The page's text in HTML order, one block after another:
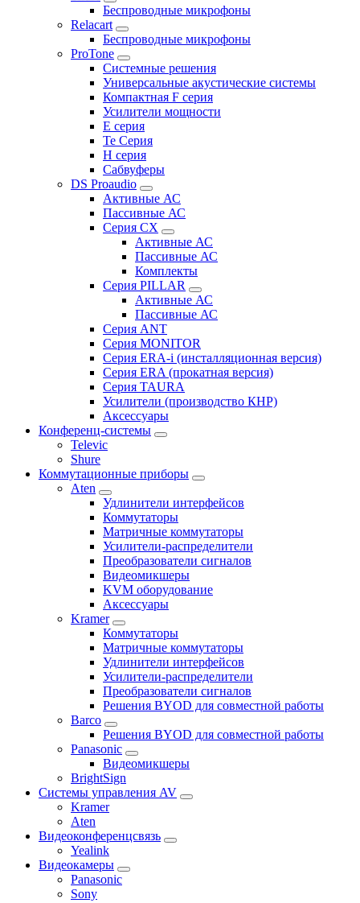
Беспроводные микрофоны
Relacart
Беспроводные микрофоны
ProTone
Системные решения
Универсальные акустические системы
Компактная F серия
Усилители мощности
E серия
Te Серия
H серия
Сабвуферы
DS Proaudio
Активные АС
Пассивные АС
Серия CX
Активные АС
Пассивные АС
Комплекты
Серия PILLAR
Активные АС
Пассивные АС
Серия ANT
Серия MONITOR
Серия ERA-i (инсталляционная версия)
Серия ERA (прокатная версия)
Серия TAURA
Усилители (производство КНР)
Аксессуары
Конференц-системы
Televic
Shure
Коммутационные приборы
Aten
Удлинители интерфейсов
Коммутаторы
Матричные коммутаторы
Усилители-распределители
Преобразователи сигналов
Видеомикшеры
KVM оборудование
Аксессуары
Kramer
Коммутаторы
Матричные коммутаторы
Удлинители интерфейсов
Усилители-распределители
Преобразователи сигналов
Решения BYOD для совместной работы
Barco
Решения BYOD для совместной работы
Panasonic
Видеомикшеры
BrightSign
Системы управления AV
Kramer
Aten
Видеоконференцсвязь
Yealink
Видеокамеры
Panasonic
Sony